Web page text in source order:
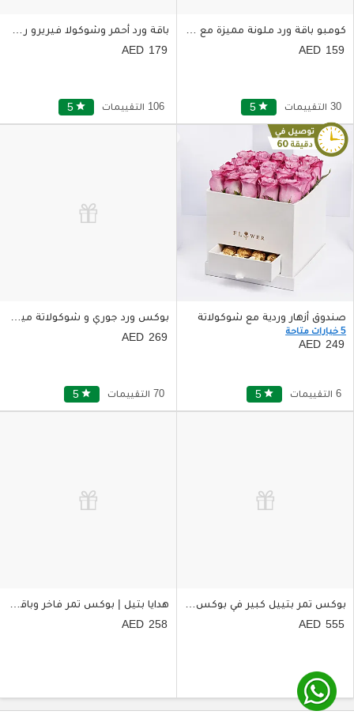
159
5 star 30 التقييمات
179
5 star 106 التقييمات
صندوق أزهار وردية مع شوكولاتة
5 خيارات متاحة
249
5 star 6 التقييمات
بوكس ورد جوري و شوكولاتة ميرزام
269
5 star 70 التقييمات
بوكس تمر بتييل كبير في بوكس ورد هلال
555
هدايا بتيل | بوكس تمر فاخر وباقة ورد
258